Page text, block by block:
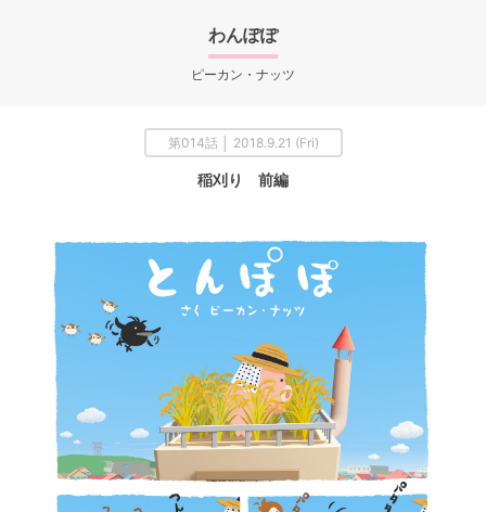
わんぽぽ
ピーカン・ナッツ
第014話 │ 2018.9.21 (Fri)
稲刈り 前編